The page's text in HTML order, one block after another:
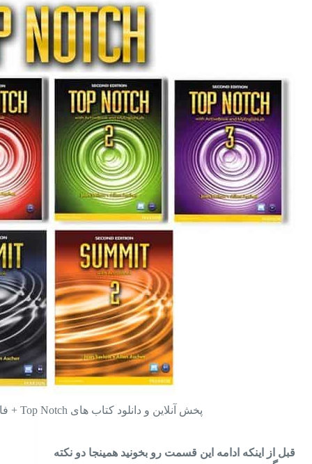
پخش آنلاین و دانلود کتاب های Top Notch + فایل های صوتی درس‌ها
قبل از اینکه ادامه این قسمت رو بخونید همینجا دو نکته